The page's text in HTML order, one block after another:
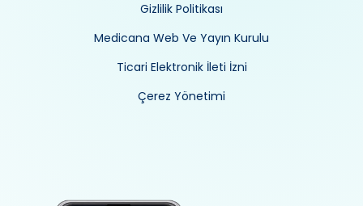
Gizlilik Politikası
Medicana Web Ve Yayın Kurulu
Ticari Elektronik İleti İzni
Çerez Yönetimi